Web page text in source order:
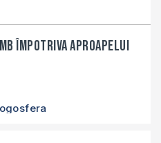
împotriva aproapelui